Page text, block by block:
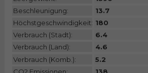
Beschleunigung:
13.7
Höchstgeschwindigkeit: 180
Verbrauch (Stadt):
6.4
Verbrauch (Land):
4.6
Verbrauch (Komb.):
5.2
CO2 Emissionen:
138